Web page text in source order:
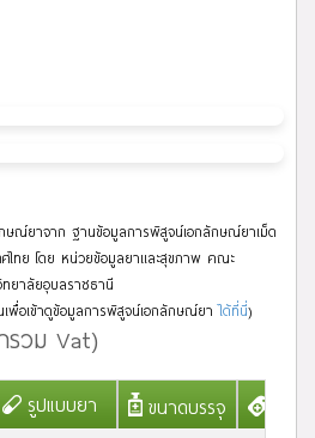
ษณ์ยาจาก ฐานข้อมูลการพิสูจน์เอกลักษณ์ยาเม็ด
ทศไทย โดย หน่วยข้อมูลยาและสุขภาพ คณะ
ยาลัยอุบลราชธานี
เพื่อเข้าดูข้อมูลการพิสูจน์เอกลักษณ์ยาได้ที่นี่)
รวม Vat)
รูปแบบยา ขนาดบรรจุ